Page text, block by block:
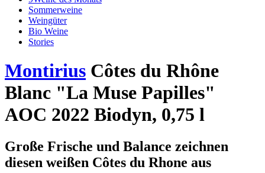
Sommerweine
Weingüter
Bio Weine
Stories
Montirius Côtes du Rhône
Blanc "La Muse Papilles"
AOC 2022 Biodyn, 0,75 l
Große Frische und Balance zeichnen
diesen weißen Côtes du Rhone aus